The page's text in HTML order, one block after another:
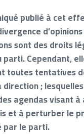
publié à cet
sont des droits
parti. Cependant,
toutes tentatives
;
agendas visant
et à perturber le
par le parti.